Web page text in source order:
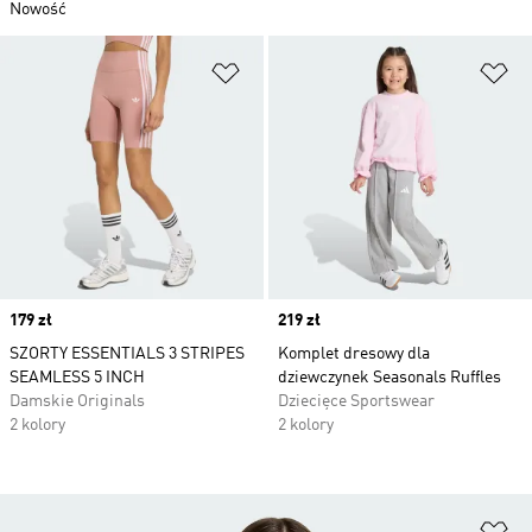
Nowość
Dodaj do listy życzeń
Price
179 zł
SZORTY ESSENTIALS 3 STRIPES
SEAMLESS 5 INCH
Damskie Originals
2 kolory
Price
219 zł
Komplet dresowy dla
dziewczynek Seasonals Ruffles
Dziecięce Sportswear
2 kolory